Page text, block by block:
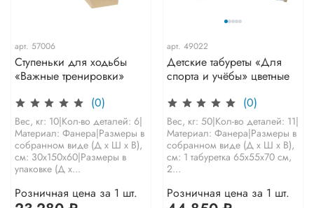
арт. 57006
Ступеньки для ходьбы
«Важные тренировки»
(0)
Вес, кг: 10|Кол-во деталей: 6|
Материал: Фанера|Размеры в
собранном виде (Д х Ш х В),
см: 30х150х60|Размеры в
упаковке (Д х...
Розничная цена за 1 шт.
арт. 49022
Детские табуреты «Для
спорта и учёбы» цветные
(0)
Вес, кг: 50|Кол-во деталей: 11|
Материал: Фанера|Размеры в
собранном виде (Д х Ш х В),
см: 1 табуретка 65х55х70 см,
2...
Розничная цена за 1 шт.